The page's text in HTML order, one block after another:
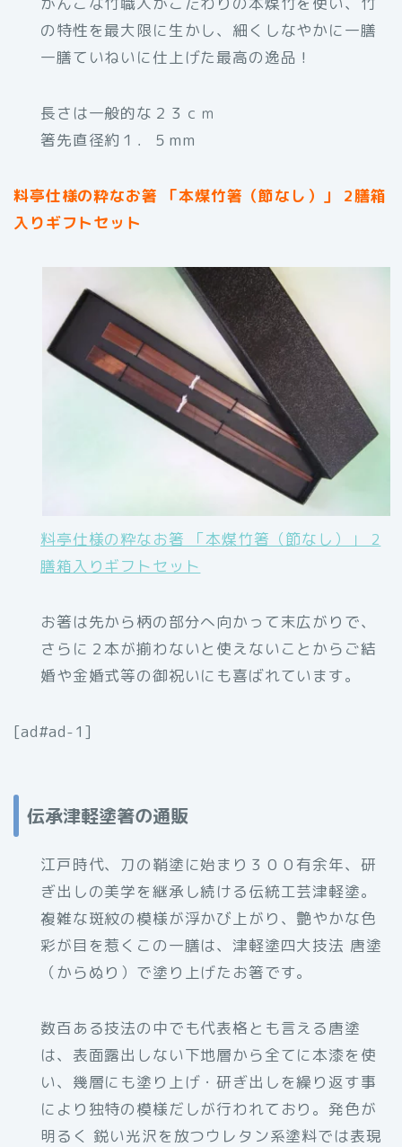
の特性を最大限に生かし、細くしなやかに一膳
一膳ていねいに仕上げた最高の逸品！
長さは一般的な２３ｃｍ
箸先直径約１．５mm
料亭仕様の粋なお箸 「本煤竹箸（節なし）」 2膳箱
入りギフトセット
料亭仕様の粋なお箸 「本煤竹箸（節なし）」 2
膳箱入りギフトセット
お箸は先から柄の部分へ向かって末広がりで、
さらに２本が揃わないと使えないことからご結
婚や金婚式等の御祝いにも喜ばれています。
[ad#ad-1]
伝承津軽塗箸の通販
江戸時代、刀の鞘塗に始まり３００有余年、研
ぎ出しの美学を継承し続ける伝統工芸津軽塗。
複雑な斑紋の模様が浮かび上がり、艶やかな色
彩が目を惹くこの一膳は、津軽塗四大技法 唐塗
（からぬり）で塗り上げたお箸です。
数百ある技法の中でも代表格とも言える唐塗
は、表面露出しない下地層から全てに本漆を使
い、幾層にも塗り上げ・研ぎ出しを繰り返す事
により独特の模様だしが行われており。発色が
明るく 鋭い光沢を放つウレタン系塗料では表現